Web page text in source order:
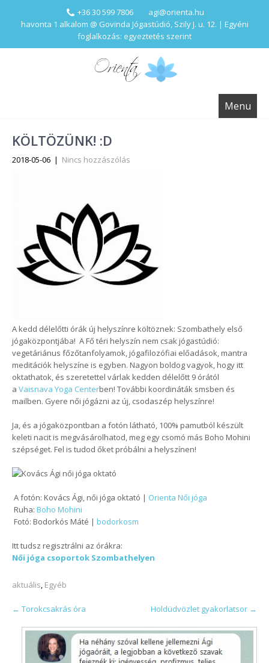
+36 30 599 7806
agi@orienta.hu
havonta 1 alkalom @ Govinda Jógastúdió, Szily J. u. 12. | Egyéni
foglalkozás: egyeztetés szerint
Menu
KÖLTÖZÜNK! :D
2018-05-06 | Nincs hozzászólás
A kedd délelőtti órák új helyszínre költöznek: Szombathely első
jógaközpontjába! A Fő téri helyszín nem csak jógastúdió:
vegetáriánus főzőtanfolyamok, jógafilozófiai előadások, mantra
meditációk helyszíne is egyben. Nagyon boldog vagyok, hogy itt
oktathatok, és szeretettel várlak kedden délelőtt 9 órától
a Vaisnava Yoga Centerben! További koordináták smsben és
mailben. Gyere női jógázni az új, csodaszép helyszínre!
Ja, és a jógaközpontban a fotón látható, 100% pamutból készült
keleti nacit is megvásárolhatod, meg egy csomó más Boho Mohini
szépséget. Fel is tudod őket próbálni a helyszínen!
A fotón: Kovács Ági, női jóga oktató | Orienta Női jóga
Ruha: Boho Mohini
Fotó: Bodorkós Máté | bodorkosm
Itt tudsz regisztrálni az órákra:
Női jóga csoportok Szombathelyen
aktuális, Egyéb
POST
NAVIGATION
← Torokcsakrás óra Holdüdvözlet gyakorlatsor →